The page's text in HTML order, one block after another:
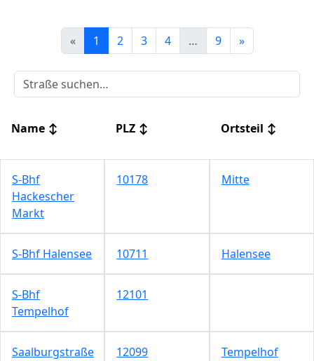
« 1 2 3 4 … 9 »
Name ↕ PLZ ↕ Ortsteil ↕
S-Bhf
Hackescher
Markt
10178 Mitte
S-Bhf Halensee 10711 Halensee
S-Bhf
Tempelhof
12101
Saalburgstraße 12099 Tempelhof